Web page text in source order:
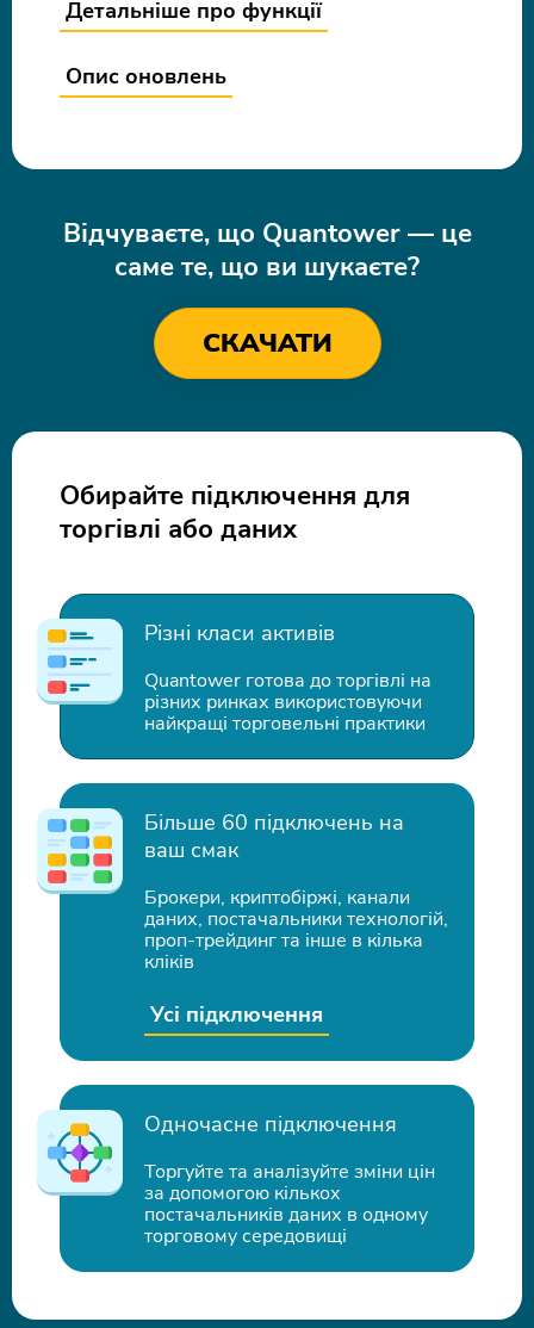
ExT HEx MH
SeM SMx
Детальніше про функції
Опис оновлень
Відчуваєте, що Quantower — це
саме те, що ви шукаєте?
СКАЧАТИ
Обирайте підключення для
торгівлі або даних
Різні класи активів
Quantower готова до торгівлі на
різних ринках використовуючи
найкращі торговельні практики
Більше 60 підключень на
ваш смак
Брокери, криптобіржі, канали
даних, постачальники технологій,
проп-трейдинг та інше в кілька
кліків
Усі підключення
Одночасне підключення
Торгуйте та аналізуйте зміни цін
за допомогою кількох
постачальників даних в одному
торговому середовищі